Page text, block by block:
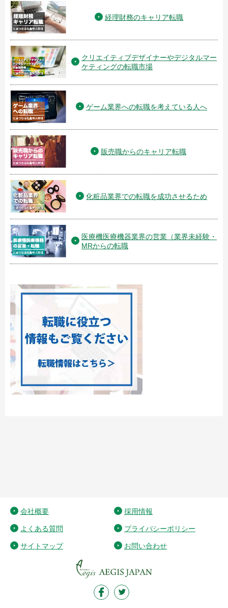
経理財務のキャリア転職
クリエイティブデザイナーやデジタルマー
ケティングの転職市場
ゲーム業界への転職を考えている人へ
販売職からのキャリア転職
化粧品業界での転職を成功させるため
医療機医療機器業界の営業（業界未経験・
MRからの転職
会社概要 採用情報
よくある質問 プライバシーポリシー
サイトマップ お問い合わせ